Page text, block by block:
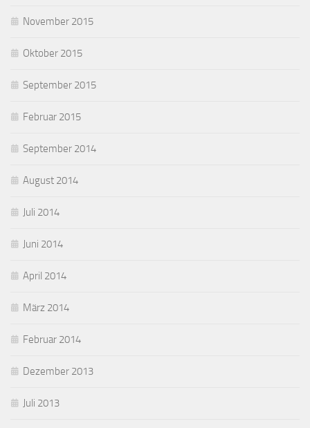
November 2015
Oktober 2015
September 2015
Februar 2015
September 2014
August 2014
Juli 2014
Juni 2014
April 2014
März 2014
Februar 2014
Dezember 2013
Juli 2013